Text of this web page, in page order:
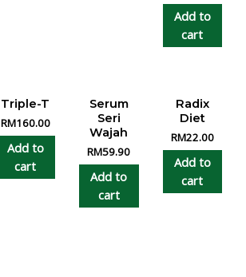
Add to
cart
Triple-T
RM160.00
Add to
cart
Serum
Seri
Wajah
RM59.90
Add to
cart
Radix
Diet
RM22.00
Add to
cart